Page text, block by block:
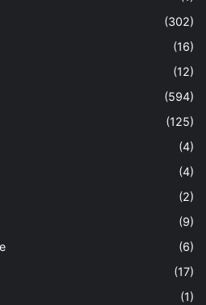
(302)
(16)
(12)
(594)
(125)
(4)
(4)
(2)
(9)
(6)
(17)
(1)